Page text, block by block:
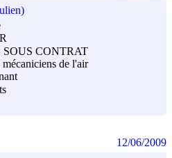
CONTRAT
de l'air
12/06/2009